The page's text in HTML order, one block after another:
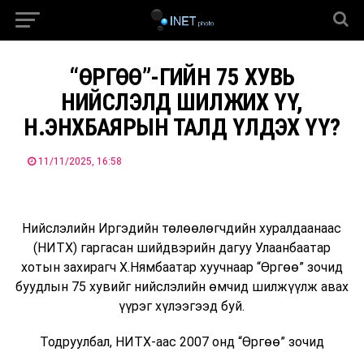
“ӨРГӨӨ”-ГИЙН 75 ХУВЬ
НИЙСЛЭЛД ШИЛЖИХ ҮҮ,
Н.ЭНХБАЯРЫН ТАЛД ҮЛДЭХ ҮҮ?
11/11/2025, 16:58
Нийслэлийн Иргэдийн төлөөлөгчдийн хуралдаанаас
(НИТХ) гаргасан шийдвэрийн дагуу Улаанбаатар
хотын захирагч Х.Нямбаатар хуучнаар “Өргөө” зочид
буудлын 75 хувийг нийслэлийн өмчид шилжүүлж авах
үүрэг хүлээгээд буй.
Тодруулбал, НИТХ-аас 2007 онд “Өргөө” зочид